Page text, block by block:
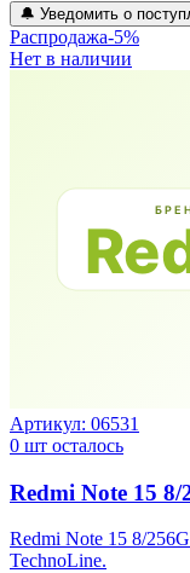
🔔 Уведомить о
Распродажа-5%
Нет в наличии
Артикул: 06531
0 шт осталось
Redmi Note 15
Redmi Note 15 8/
TechnoLine.